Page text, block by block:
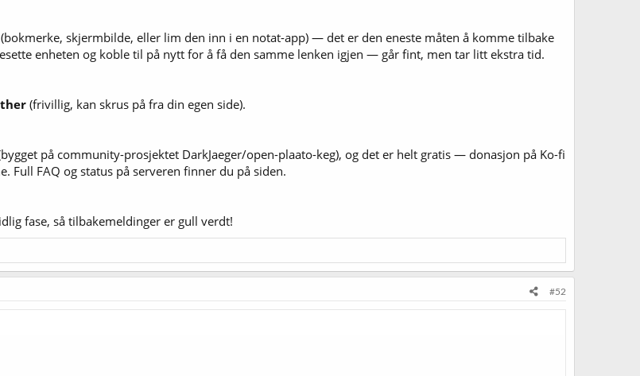
skjermbilde, eller lim den inn i en notat-app) — det er den eneste måten å komme tilbake
enheten og koble til på nytt for å få den samme lenken igjen — går fint, men tar litt ekstra tid.
(frivillig, kan skrus på fra din egen side).
på community-prosjektet DarkJaeger/open-plaato-keg), og det er helt gratis — donasjon på Ko-fi
Full FAQ og status på serveren finner du på siden.
fase, så tilbakemeldinger er gull verdt!
#52